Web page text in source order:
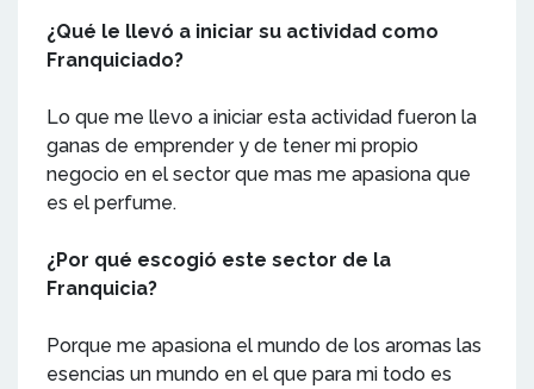
¿Qué le llevó a iniciar su actividad como
Franquiciado?
Lo que me llevo a iniciar esta actividad fueron la
ganas de emprender y de tener mi propio
negocio en el sector que mas me apasiona que
es el perfume.
¿Por qué escogió este sector de la
Franquicia?
Porque me apasiona el mundo de los aromas las
esencias un mundo en el que para mi todo es